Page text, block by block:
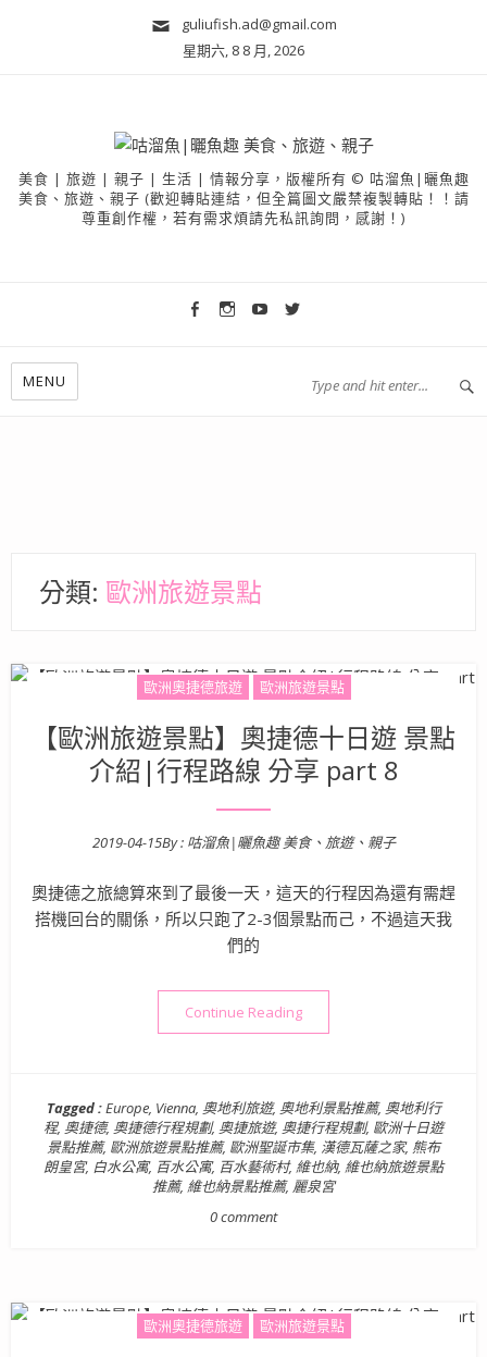
guliufish.ad@gmail.com
星期六, 8 8 月, 2026
美食 | 旅遊 | 親子 | 生活 | 情報分享，版權所有 © 咕溜魚|曬魚趣
美食、旅遊、親子 (歡迎轉貼連結，但全篇圖文嚴禁複製轉貼！！請
尊重創作權，若有需求煩請先私訊詢問，感謝！)
MENU
分類: 歐洲旅遊景點
歐洲奧捷德旅遊 歐洲旅遊景點
【歐洲旅遊景點】奧捷德十日遊 景點
介紹|行程路線 分享 part 8
Posted on
2019-04-15By : 咕溜魚|曬魚趣 美食、旅遊、親子
奧捷德之旅總算來到了最後一天，這天的行程因為還有需趕
搭機回台的關係，所以只跑了2-3個景點而己，不過這天我
們的
Continue Reading“【歐洲旅遊景點】奧捷德十
Tagged :Europe, Vienna, 奧地利旅遊, 奧地利景點推薦, 奧地利行
程, 奧捷德, 奧捷德行程規劃, 奧捷旅遊, 奧捷行程規劃, 歐洲十日遊
景點推薦, 歐洲旅遊景點推薦, 歐洲聖誕市集, 漢德瓦薩之家, 熊布
朗皇宮, 白水公寓, 百水公寓, 百水藝術村, 維也納, 維也納旅遊景點
推薦, 維也納景點推薦, 麗泉宮
0 comment
歐洲奧捷德旅遊 歐洲旅遊景點